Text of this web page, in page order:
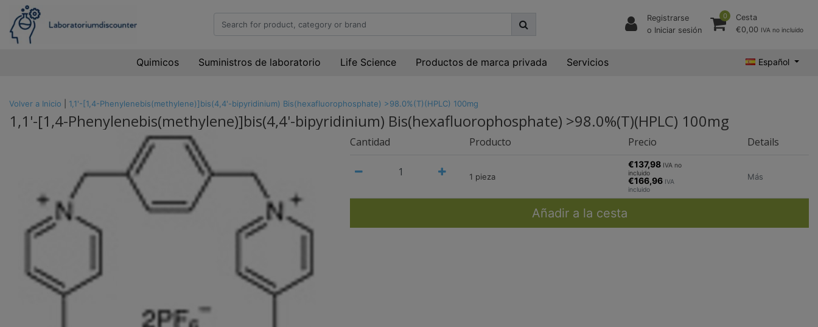
Registrarse
o Iniciar sesión
0
Cesta
€0,00 IVA no incluido
Quimicos Suministros de laboratorio Life Science Productos de marca privada Servicios Español
Volver a Inicio 1,1'-[1,4-Phenylenebis(methylene)]bis(4,4'-bipyridinium) Bis(hexafluorophosphate) >98.0%(T)(HPLC) 100mg
1,1'-[1,4-Phenylenebis(methylene)]bis(4,4'-bipyridinium) Bis(hexafluorophosphate) >98.0%(T)(HPLC) 100mg
Cantidad Producto Precio Details
1 pieza
€137,98 IVA no
incluido
€166,96 IVA
incluido
Más
Añadir a la cesta